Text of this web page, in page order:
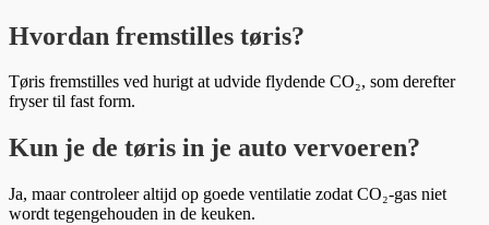
Hvordan fremstilles tøris?
Tøris fremstilles ved hurigt at udvide flydende CO₂, som derefter
fryser til fast form.
Kun je de tøris in je auto vervoeren?
Ja, maar controleer altijd op goede ventilatie zodat CO₂-gas niet
wordt tegengehouden in de keuken.